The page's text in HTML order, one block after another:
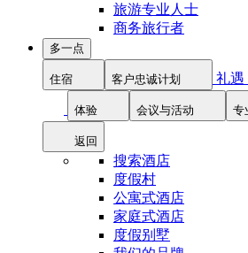
旅游专业人士
商务旅行者
多一点
住宿 客户忠诚计划 礼遇
体验 会议与活动 专
返回
搜索酒店
度假村
公寓式酒店
家庭式酒店
度假别墅